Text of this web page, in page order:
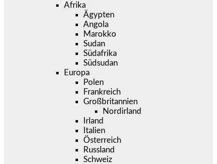
Afrika
Ägypten
Angola
Marokko
Sudan
Südafrika
Südsudan
Europa
Polen
Frankreich
Großbritannien
Nordirland
Irland
Italien
Österreich
Russland
Schweiz